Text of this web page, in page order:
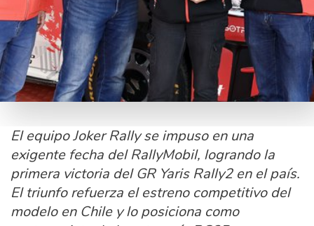
El equipo Joker Rally se impuso en una
exigente fecha del RallyMobil, logrando la
primera victoria del GR Yaris Rally2 en el país.
El triunfo refuerza el estreno competitivo del
modelo en Chile y lo posiciona como